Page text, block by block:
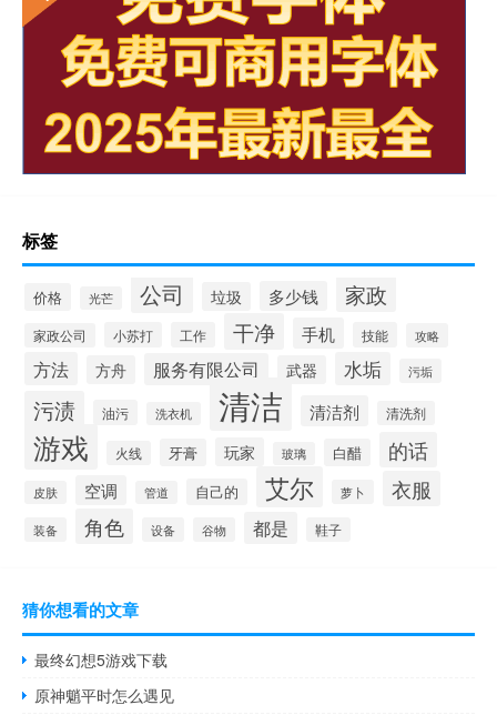
标签
价格 光芒 公司 垃圾 多少钱 家政
家政公司 小苏打 工作 干净 手机 技能 攻略
方法 方舟 服务有限公司 武器 水垢 污垢
污渍 油污 洗衣机 清洁 清洁剂 清洗剂
游戏 火线 牙膏 玩家 玻璃 白醋 的话
皮肤 空调 管道 自己的 艾尔 萝卜 衣服
装备 角色 设备 谷物 都是 鞋子
猜你想看的文章
最终幻想5游戏下载
原神魈平时怎么遇见